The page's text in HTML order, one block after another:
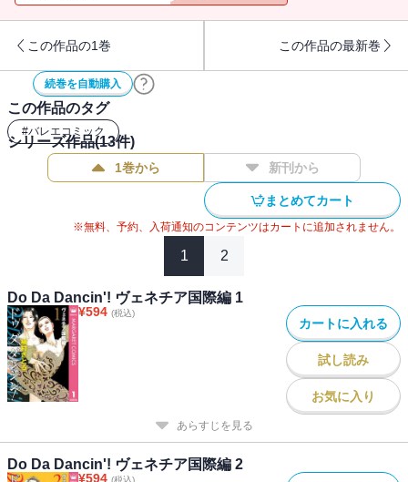
この作品の1巻 この作品の最新巻
続巻を自動購入
この作品のタグ
#バレエコミック
シリーズ作品(13件)
1巻から 新刊から
まとめてカート
※無料、予約、入荷通知のコンテンツはカートに追加されません。
1 2
Do Da Dancin'! ヴェネチア国際編 1
¥594 (税込)
カートに入れる
試し読み
お気に入り
あらすじを見る
Do Da Dancin'! ヴェネチア国際編 2
¥594 (税込)